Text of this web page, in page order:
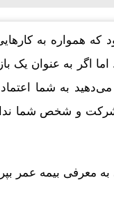
همواره به
اما اگر به عنوان یک
به شما
و شخص شما
معرفی بیمه عمر